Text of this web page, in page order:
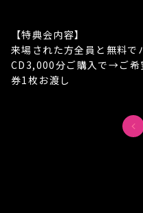
【特典会内容】
来場された方全員と無料で
CD3,000分ご購入で→ご希
券1枚お渡し